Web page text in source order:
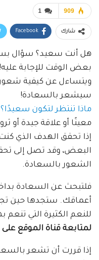
1 909
شارك Facebook
هل أنت سعيد؟ سؤال
بعض الوقت للإجابة
ويتساءل عن كيفية
سيشعر بالسعادة!
ماذا تنتظر لتكون سعيدًا؟
معينًا أو علاقة جيدة أو
إذا تحقق الهدف الذي
البعض، وقد تصل إلى
الشعور بالسعادة.
فلتبحث عن السعادة
أعماقك. ستجدها حين تجد
للنعم الكثيرة التي تنعم
لمتابعة قناة الموقع
إذا قررت أن تشعر